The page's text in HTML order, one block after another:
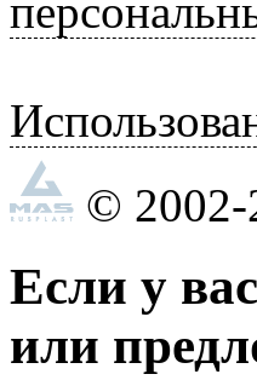
©
Если у
или